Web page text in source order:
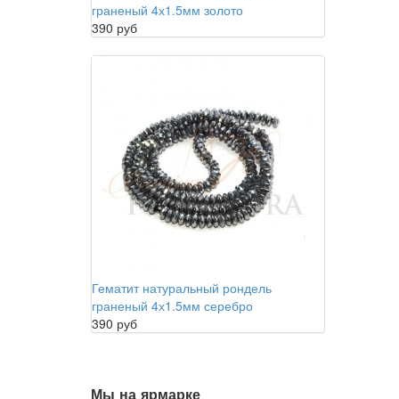
граненый 4х1.5мм золото
390 руб
Гематит натуральный рондель
граненый 4х1.5мм серебро
390 руб
Мы на ярмарке